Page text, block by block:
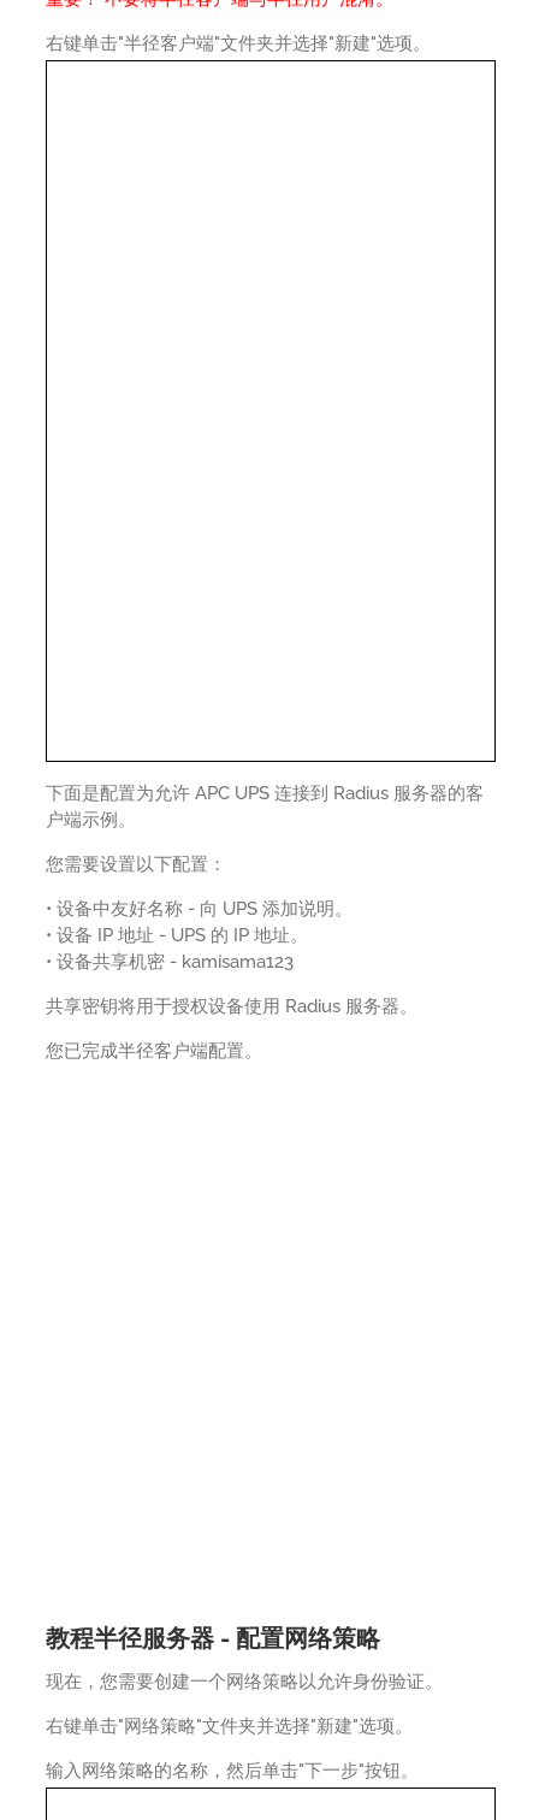
右键单击"半径客户端"文件夹并选择"新建"选项。
下面是配置为允许 APC UPS 连接到 Radius 服务器的客
户端示例。
您需要设置以下配置：
• 设备中友好名称 - 向 UPS 添加说明。
• 设备 IP 地址 - UPS 的 IP 地址。
• 设备共享机密 - kamisama123
共享密钥将用于授权设备使用 Radius 服务器。
您已完成半径客户端配置。
教程半径服务器 - 配置网络策略
现在，您需要创建一个网络策略以允许身份验证。
右键单击"网络策略"文件夹并选择"新建"选项。
输入网络策略的名称，然后单击"下一步"按钮。